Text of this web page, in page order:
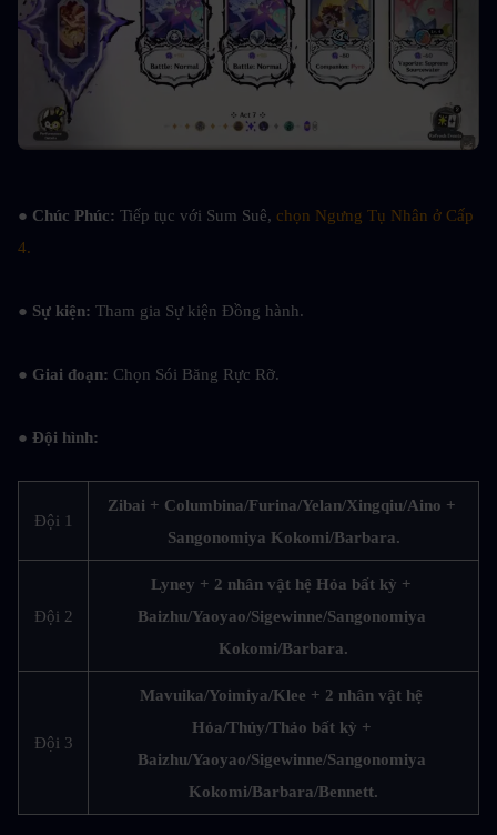
● Chúc Phúc: Tiếp tục với Sum Suê, chọn Ngưng Tụ Nhân ở Cấp
4.
● Sự kiện: Tham gia Sự kiện Đồng hành.
● Giai đoạn: Chọn Sói Băng Rực Rỡ.
● Đội hình:
Đội 1
Zibai + Columbina/Furina/Yelan/Xingqiu/Aino +
Sangonomiya Kokomi/Barbara.
Đội 2
Lyney + 2 nhân vật hệ Hỏa bất kỳ +
Baizhu/Yaoyao/Sigewinne/Sangonomiya
Kokomi/Barbara.
Đội 3
Mavuika/Yoimiya/Klee + 2 nhân vật hệ
Hỏa/Thủy/Thảo bất kỳ +
Baizhu/Yaoyao/Sigewinne/Sangonomiya
Kokomi/Barbara/Bennett.